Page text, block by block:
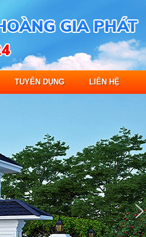
TUYỂN DỤNG LIÊN HỆ